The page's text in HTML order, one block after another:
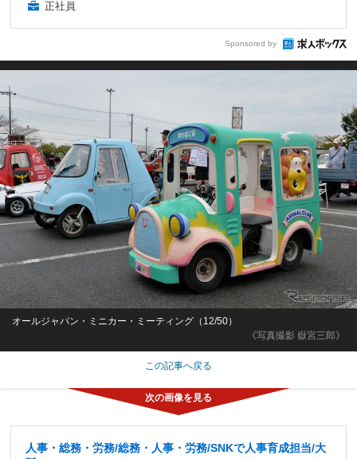
正社員
Sponsored by
《写真撮影 嶽宮三郎》
オールジャパン・ミニカー・ミーティング（12/50）
この記事へ戻る
人事・総務・労務/総務・人事・労務/SNKで人事育成担当/大